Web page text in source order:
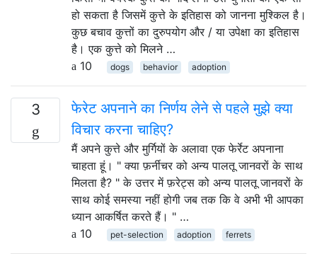
हो सकता है जिसमें कुत्ते के इतिहास को जानना मुश्किल है।
कुछ बचाव कुत्तों का दुरुपयोग और / या उपेक्षा का इतिहास
है। एक कुत्ते को मिलने …
10
dogs behavior adoption
3
फेरेट अपनाने का निर्णय लेने से पहले मुझे क्या
विचार करना चाहिए?
मैं अपने कुत्ते और मुर्गियों के अलावा एक फेर्रेट अपनाना
चाहता हूं। " क्या फ़र्नीचर को अन्य पालतू जानवरों के साथ
मिलता है? " के उत्तर में फ़रेट्स को अन्य पालतू जानवरों के
साथ कोई समस्या नहीं होगी जब तक कि वे अभी भी आपका
ध्यान आकर्षित करते हैं। " …
10
pet-selection adoption ferrets